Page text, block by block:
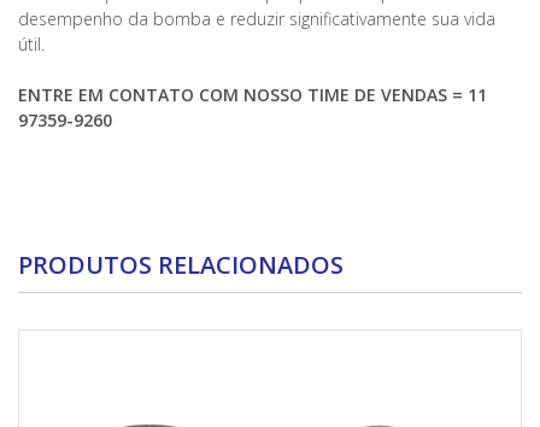
desempenho da bomba e reduzir significativamente sua vida
útil.
ENTRE EM CONTATO COM NOSSO TIME DE VENDAS = 11
97359-9260
PRODUTOS RELACIONADOS